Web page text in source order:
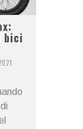
bici